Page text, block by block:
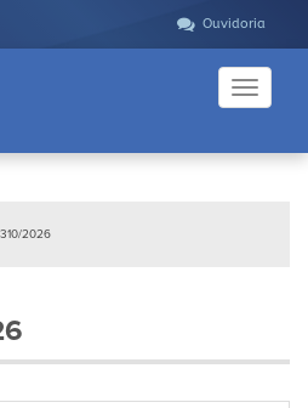
Ouvidoria
Toggle
2026